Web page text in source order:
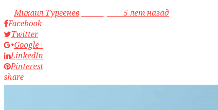
byМихаил Тургенев
5 лет назад
Facebook
Twitter
Google+
LinkedIn
Pinterest
share